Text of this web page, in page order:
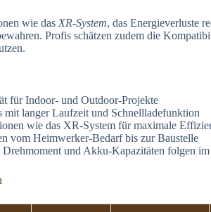
wie das XR-System, das Energieverluste
Profis schätzen zudem die
für Indoor- und Outdoor-Projekte
langer Laufzeit und Schnellladefunktion
wie das XR-System für maximale
vom Heimwerker-Bedarf bis zur Baustelle
und Akku-Kapazitäten folgen